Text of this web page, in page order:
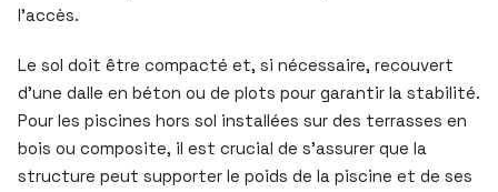
l’accès.
Le sol doit être compacté et, si nécessaire, recouvert
d’une dalle en béton ou de plots pour garantir la stabilité.
Pour les piscines hors sol installées sur des terrasses en
bois ou composite, il est crucial de s’assurer que la
structure peut supporter le poids de la piscine et de ses